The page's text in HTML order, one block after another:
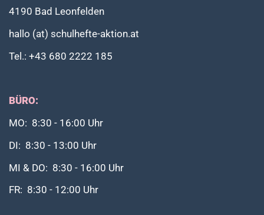
4190 Bad Leonfelden
hallo (at) schulhefte-aktion.at
Tel.: +43 680 2222 185
BÜRO:
MO: 8:30 - 16:00 Uhr
DI: 8:30 - 13:00 Uhr
MI & DO: 8:30 - 16:00 Uhr
FR: 8:30 - 12:00 Uhr